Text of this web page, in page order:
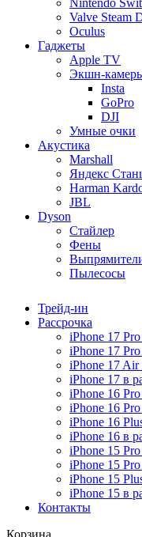
Nintendo
Valve Steam
Oculus
Гаджеты
Apple TV
Экшн-
Insta
GoPro
DJI
Умные очки
Акустика
Marshall
Яндекс
Harman
JBL
Dyson
Стайлер
Фены
Пылесосы
Трейд-ин
Рассрочка
iPhone 17
iPhone 17
iPhone 17 Air
iPhone 17 в
iPhone 16
iPhone 16
iPhone 16
iPhone 16 в
iPhone 15
iPhone 15
iPhone 15
iPhone 15 в
Контакты
Корзина